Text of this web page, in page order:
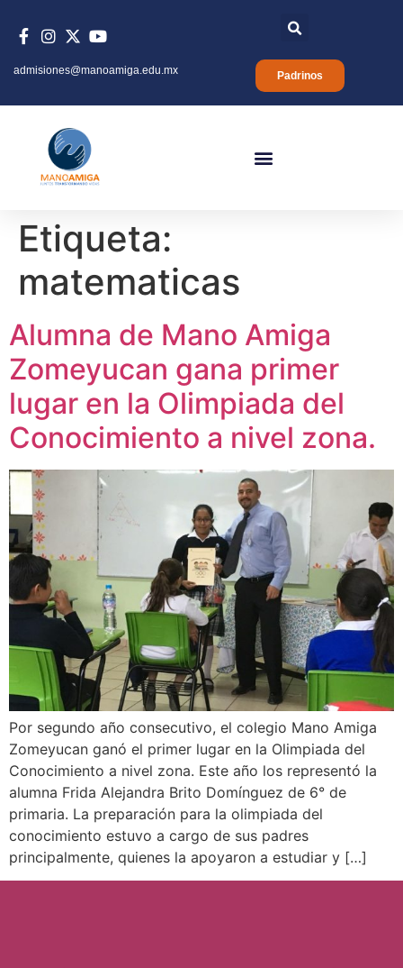
Padrinos
admisiones@manoamiga.edu.mx
Etiqueta:
matematicas
Alumna de Mano Amiga
Zomeyucan gana primer
lugar en la Olimpiada del
Conocimiento a nivel zona.
Por segundo año consecutivo, el colegio Mano Amiga
Zomeyucan ganó el primer lugar en la Olimpiada del
Conocimiento a nivel zona. Este año los representó la
alumna Frida Alejandra Brito Domínguez de 6° de
primaria. La preparación para la olimpiada del
conocimiento estuvo a cargo de sus padres
principalmente, quienes la apoyaron a estudiar y […]